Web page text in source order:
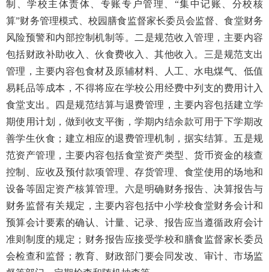
制、学校主体责体、专账专户管理、“集中记账、分校核
算”财务管理模式、校园膳食监督家长委员会监督、食堂财务
风险预警和内部控制机制等。二是规范收入管理，主要内容
包括财政补助收入、伙食费收入、其他收入。三是规范支出
管理，主要内容包食材及原辅材料、人工、水电煤气、低值
易耗品等成本，不得将应在学校公用经费中列支的费用计入
食堂支出。四是规范结算与退费管理，主要内容包括建立学
期使用计划，做到收支平衡，学期内结余款可用于下学期改
善学生伙食；建立相应的退费管理机制，据实结算。五是规
范资产管理，主要内容包括食堂资产类型、货币资金的核查
控制、应收及预付款项管理、存货管理、食堂使用的场地和
设备等固定资产核算管理。六是明确财务报告、决算报告与
财务监督有关规定，主要内容包括中小学校食堂财务会计和
预算会计要素的确认、计量、记录、报告应当遵循政府会计
准则制度的规定；财务报告应接受学校和膳食监督家长委员
会检查和监督；教育、财政部门要会同发改、审计、市场监